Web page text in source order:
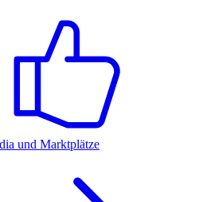
und Marktplätze